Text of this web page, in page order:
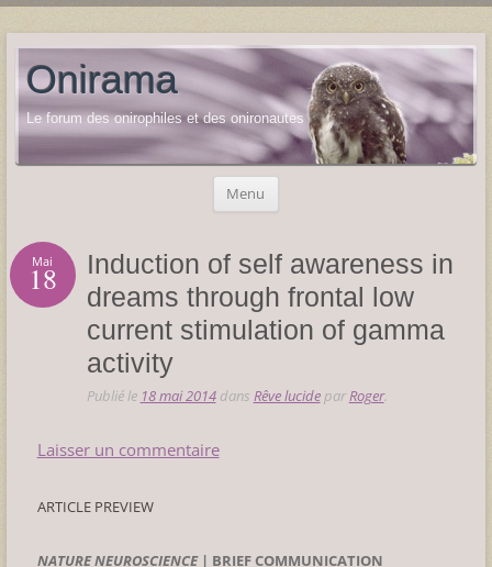
Onirama
Le forum des onirophiles et des onironautes
Menu
Mai
18
Induction of self awareness in
dreams through frontal low
current stimulation of gamma
activity
Publié le 18 mai 2014dans Rêve lucideparRoger.
Laisser un commentaire
ARTICLE PREVIEW
NATURE NEUROSCIENCE| BRIEF COMMUNICATION